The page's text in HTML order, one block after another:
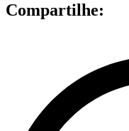
Compartilhe: